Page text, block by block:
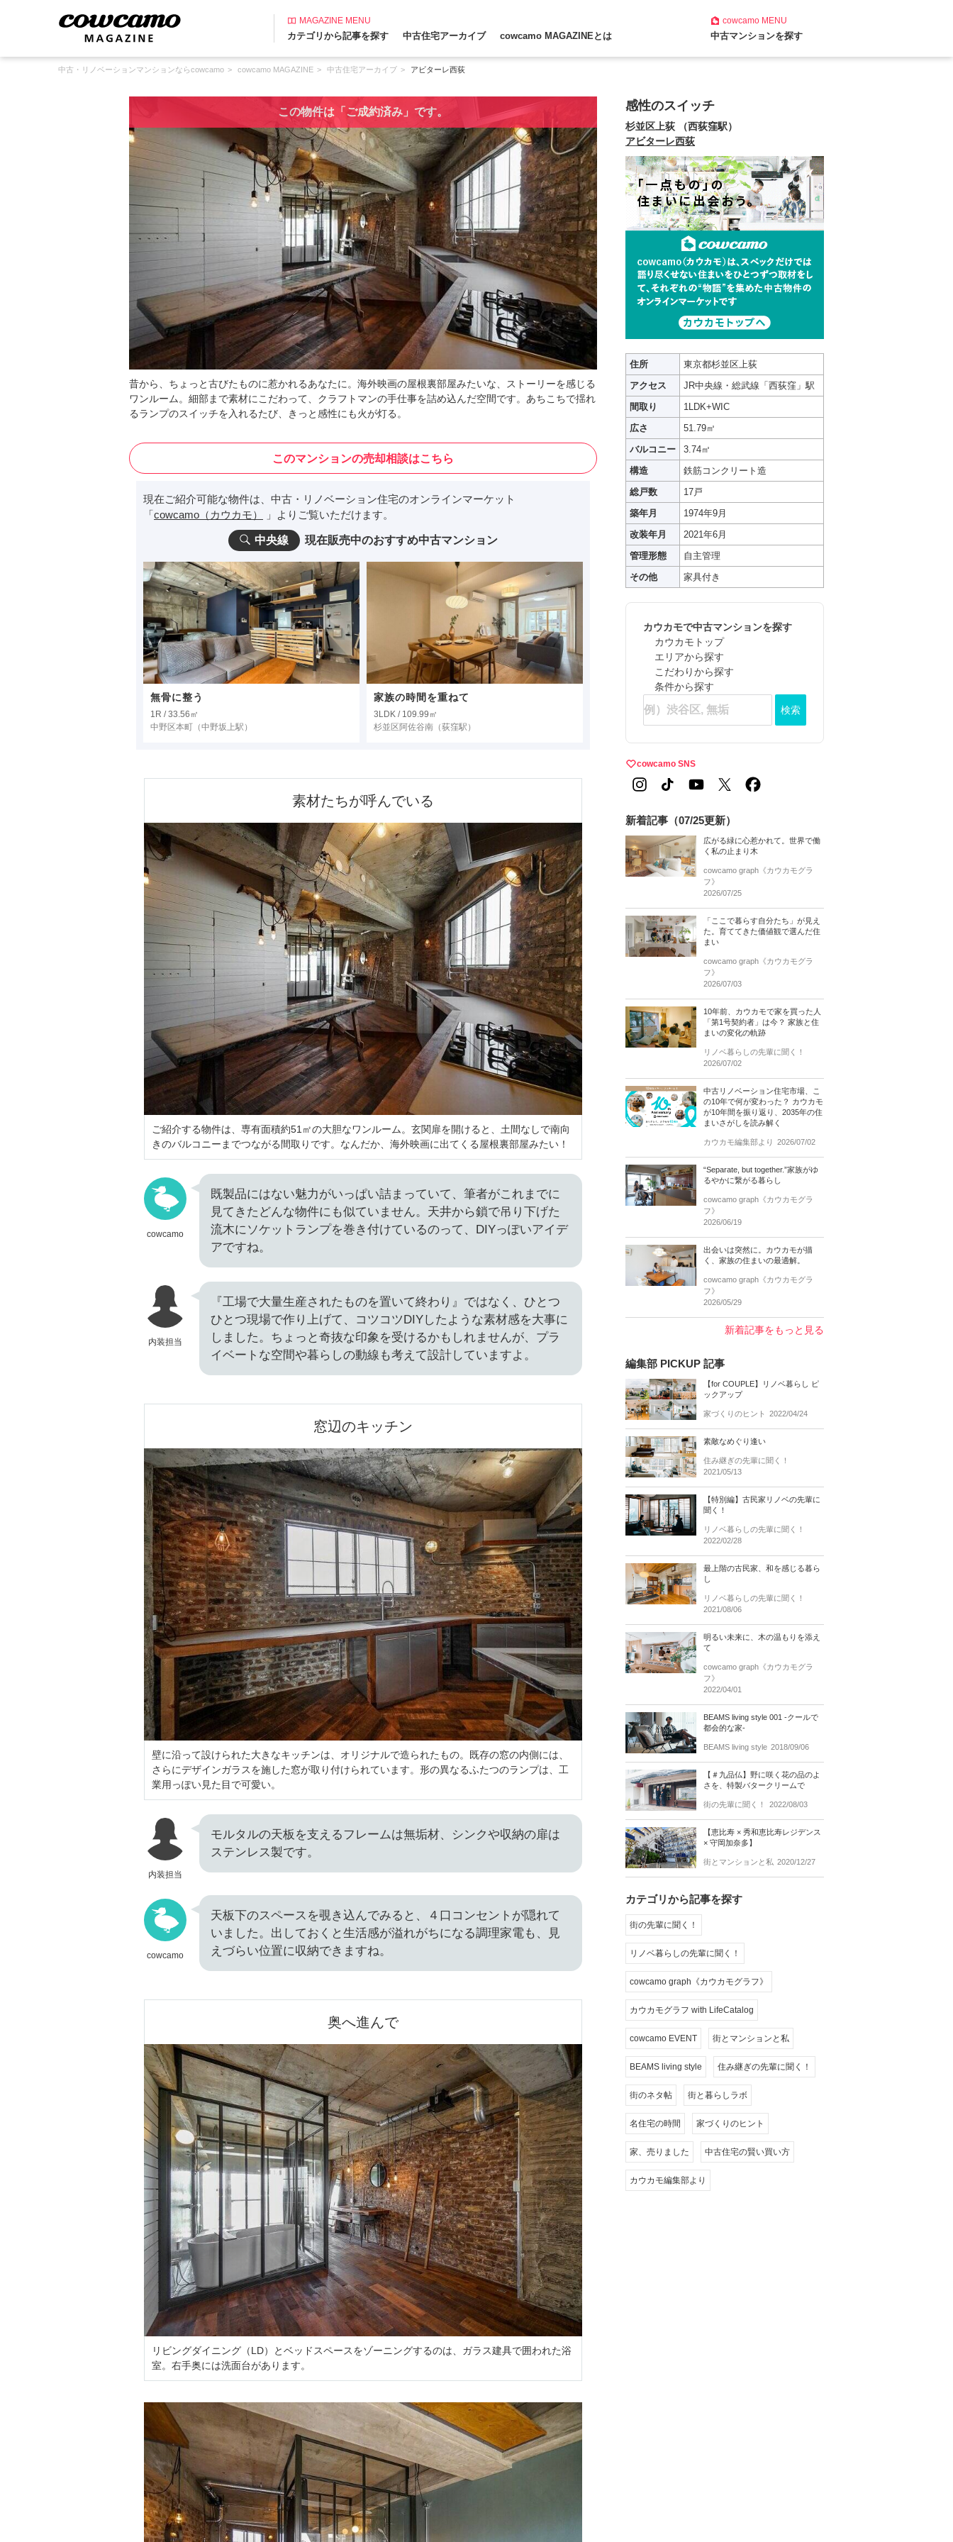
MAGAZINE MENU
カテゴリから記事を探す 中古住宅アーカイブ cowcamo MAGAZINEとは
cowcamoMENU
中古マンションを探す
中古・リノベーションマンションならcowcamo cowcamo MAGAZINE 中古住宅アーカイブ アビターレ西荻
この物件は「ご成約済み」です。
昔から、ちょっと古びたものに惹かれるあなたに。海外映画の屋根裏部屋みたいな、ストーリーを感じる
ワンルーム。細部まで素材にこだわって、クラフトマンの手仕事を詰め込んだ空間です。あちこちで揺れ
るランプのスイッチを入れるたび、きっと感性にも火が灯る。
このマンションの売却相談はこちら
現在ご紹介可能な物件は、中古・リノベーション住宅のオンラインマーケット
「cowcamo（カウカモ） 」よりご覧いただけます。
中央線 現在販売中のおすすめ中古マンション
無骨に整う
1R / 33.56㎡
中野区本町 （中野坂上駅）
家族の時間を重ねて
3LDK / 109.99㎡
杉並区阿佐谷南 （荻窪駅）
素材たちが呼んでいる
ご紹介する物件は、専有面積約51㎡の大胆なワンルーム。玄関扉を開けると、土間なしで南向
きのバルコニーまでつながる間取りです。なんだか、海外映画に出てくる屋根裏部屋みたい！
cowcamo
既製品にはない魅力がいっぱい詰まっていて、筆者がこれまでに
見てきたどんな物件にも似ていません。天井から鎖で吊り下げた
流木にソケットランプを巻き付けているのって、DIYっぽいアイデ
アですね。
内装担当
『工場で大量生産されたものを置いて終わり』ではなく、ひとつ
ひとつ現場で作り上げて、コツコツDIYしたような素材感を大事に
しました。ちょっと奇抜な印象を受けるかもしれませんが、プラ
イベートな空間や暮らしの動線も考えて設計していますよ。
窓辺のキッチン
壁に沿って設けられた大きなキッチンは、オリジナルで造られたもの。既存の窓の内側には、
さらにデザインガラスを施した窓が取り付けられています。形の異なるふたつのランプは、工
業用っぽい見た目で可愛い。
内装担当
モルタルの天板を支えるフレームは無垢材、シンクや収納の扉は
ステンレス製です。
cowcamo
天板下のスペースを覗き込んでみると、４口コンセントが隠れて
いました。出しておくと生活感が溢れがちになる調理家電も、見
えづらい位置に収納できますね。
奥へ進んで
リビングダイニング（LD）とベッドスペースをゾーニングするのは、ガラス建具で囲われた浴
室。右手奥には洗面台があります。
感性のスイッチ
杉並区上荻 （西荻窪駅）
アビターレ西荻
住所
東京都杉並区上荻
アクセス
JR中央線・総武線「西荻窪」駅
間取り
1LDK+WIC
広さ
51.79㎡
バルコニー
3.74㎡
構造
鉄筋コンクリート造
総戸数
17戸
築年月
1974年9月
改装年月
2021年6月
管理形態
自主管理
その他
家具付き
カウカモで中古マンションを探す
カウカモトップ
エリアから探す
こだわりから探す
条件から探す
検索
cowcamo SNS
新着記事（07/25更新）
広がる緑に心惹かれて。世界で働
く私の止まり木
cowcamo graph《カウカモグラ
フ》
2026/07/25
「ここで暮らす自分たち」が見え
た。育ててきた価値観で選んだ住
まい
cowcamo graph《カウカモグラ
フ》
2026/07/03
10年前、カウカモで家を買った人
「第1号契約者」は今？ 家族と住
まいの変化の軌跡
リノベ暮らしの先輩に聞く！
2026/07/02
中古リノベーション住宅市場、こ
の10年で何が変わった？ カウカモ
が10年間を振り返り、2035年の住
まいさがしを読み解く
カウカモ編集部より 2026/07/02
“Separate, but together.”家族がゆ
るやかに繋がる暮らし
cowcamo graph《カウカモグラ
フ》
2026/06/19
出会いは突然に。カウカモが描
く、家族の住まいの最適解。
cowcamo graph《カウカモグラ
フ》
2026/05/29
新着記事をもっと見る
編集部 PICKUP 記事
【for COUPLE】リノベ暮らし ピ
ックアップ
家づくりのヒント 2022/04/24
素敵なめぐり逢い
住み継ぎの先輩に聞く！
2021/05/13
【特別編】古民家リノベの先輩に
聞く！
リノベ暮らしの先輩に聞く！
2022/02/28
最上階の古民家、和を感じる暮ら
し
リノベ暮らしの先輩に聞く！
2021/08/06
明るい未来に、木の温もりを添え
て
cowcamo graph《カウカモグラ
フ》
2022/04/01
BEAMS living style 001 -クールで
都会的な家-
BEAMS living style 2018/09/06
【＃九品仏】野に咲く花の品のよ
さを、特製バタークリームで
街の先輩に聞く！ 2022/08/03
【恵比寿 × 秀和恵比寿レジデンス
× 守岡加奈多】
街とマンションと私 2020/12/27
カテゴリから記事を探す
街の先輩に聞く！
リノベ暮らしの先輩に聞く！
cowcamo graph《カウカモグラフ》
カウカモグラフ with LifeCatalog
cowcamo EVENT 街とマンションと私
BEAMS living style 住み継ぎの先輩に聞く！
街のネタ帖 街と暮らしラボ
名住宅の時間 家づくりのヒント
家、売りました 中古住宅の賢い買い方
カウカモ編集部より